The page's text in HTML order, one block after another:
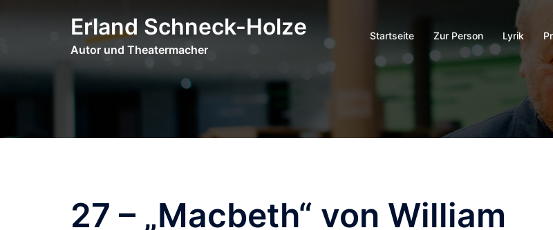
Erland Schneck-Holze
Autor und Theatermacher
Startseite Zur Person Lyrik
27 – „Macbeth“ von William